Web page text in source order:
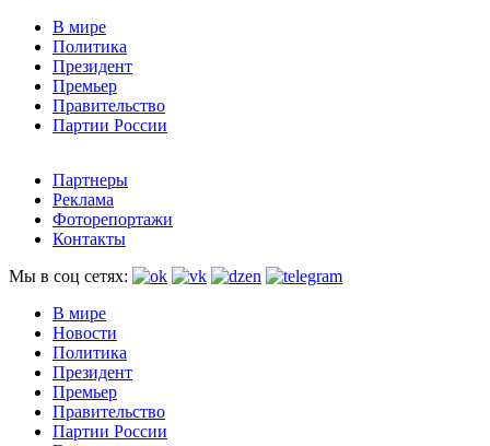
В мире
Политика
Президент
Премьер
Правительство
Партии России
Партнеры
Реклама
Фоторепортажи
Контакты
Мы в соц сетях:
В мире
Новости
Политика
Президент
Премьер
Правительство
Партии России